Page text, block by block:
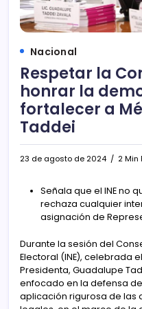
Nacional
Respetar la
honrar la
fortalecer a
Taddei
23 de agosto de 2024 2 Min
Señala que el INE no
rechaza cualquier
asignación de
Durante la sesión del
Electoral (INE), celebrada
Presidenta, Guadalupe
enfocado en la defensa
aplicación rigurosa de las